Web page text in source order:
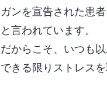
ガンを宣告された患
と言われています。
だからこそ、いつも
できる限りストレス